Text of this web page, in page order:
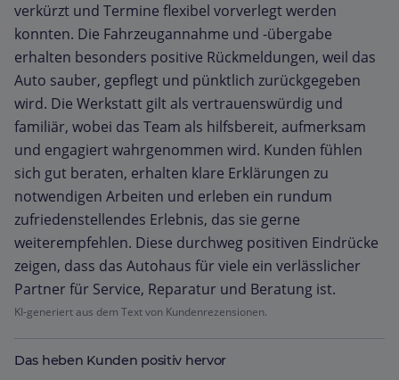
verkürzt und Termine flexibel vorverlegt werden
konnten. Die Fahrzeugannahme und -übergabe
erhalten besonders positive Rückmeldungen, weil das
Auto sauber, gepflegt und pünktlich zurückgegeben
wird. Die Werkstatt gilt als vertrauenswürdig und
familiär, wobei das Team als hilfsbereit, aufmerksam
und engagiert wahrgenommen wird. Kunden fühlen
sich gut beraten, erhalten klare Erklärungen zu
notwendigen Arbeiten und erleben ein rundum
zufriedenstellendes Erlebnis, das sie gerne
weiterempfehlen. Diese durchweg positiven Eindrücke
zeigen, dass das Autohaus für viele ein verlässlicher
Partner für Service, Reparatur und Beratung ist.
KI-generiert aus dem Text von Kundenrezensionen.
Das heben Kunden positiv hervor